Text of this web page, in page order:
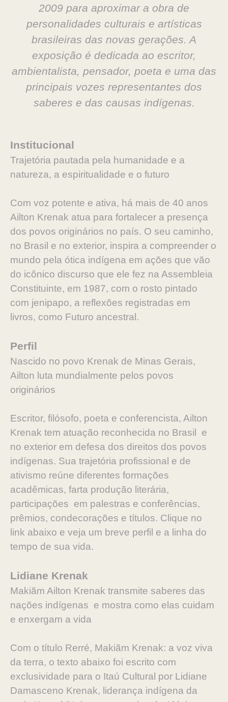
2009 para aproximar a obra de
personalidades culturais e artísticas
brasileiras das novas gerações. A
exposição é dedicada ao escritor,
ambientalista, pensador, poeta e uma das
principais vozes representantes dos
saberes e das causas indígenas.
Institucional
Trajetória pautada pela humanidade e a
natureza, a espiritualidade e o futuro
Com voz potente e ativa, há mais de 40 anos
Ailton Krenak atua para fortalecer a presença
dos povos originários no país. O seu caminho,
no Brasil e no exterior, inspira a compreender o
mundo pela ótica indígena em ações que vão
do icônico discurso que ele fez na Assembleia
Constituinte, em 1987, com o rosto pintado
com jenipapo, a reflexões registradas em
livros, como Futuro ancestral.
Perfil
Nascido no povo Krenak de Minas Gerais,
Ailton luta mundialmente pelos povos
originários
Escritor, filósofo, poeta e conferencista, Ailton
Krenak tem atuação reconhecida no Brasil e
no exterior em defesa dos direitos dos povos
indígenas. Sua trajetória profissional e de
ativismo reúne diferentes formações
acadêmicas, farta produção literária,
participações em palestras e conferências,
prêmios, condecorações e títulos. Clique no
link abaixo e veja um breve perfil e a linha do
tempo de sua vida.
Lidiane Krenak
Makiãm Ailton Krenak transmite saberes das
nações indígenas e mostra como elas cuidam
e enxergam a vida
Com o título Rerré, Makiãm Krenak: a voz viva
da terra, o texto abaixo foi escrito com
exclusividade para o Itaú Cultural por Lidiane
Damasceno Krenak, liderança indígena da